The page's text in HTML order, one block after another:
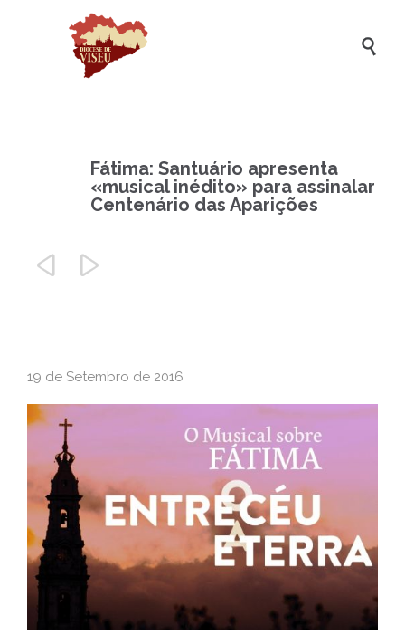

Fátima: Santuário apresenta
«musical inédito» para assinalar
Centenário das Aparições
 
19 de Setembro de 2016